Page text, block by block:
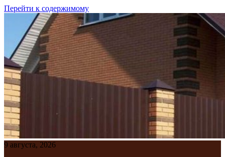
Перейти к содержимому
9 августа, 2026